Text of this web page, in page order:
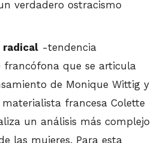
verdadero ostracismo
radical -tendencia
francófona que se articula
de Monique Wittig y
francesa Colette
un análisis más complejo
las mujeres. Para esta